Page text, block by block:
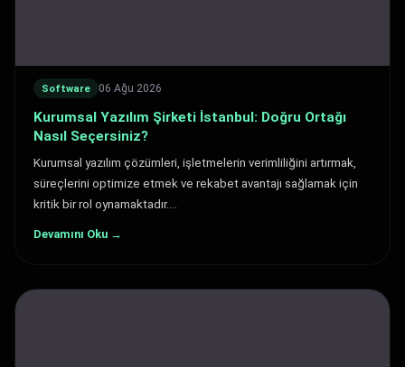
Software 06 Ağu 2026
Kurumsal Yazılım Şirketi İstanbul: Doğru Ortağı
Nasıl Seçersiniz?
Kurumsal yazılım çözümleri, işletmelerin verimliliğini artırmak,
süreçlerini optimize etmek ve rekabet avantajı sağlamak için
kritik bir rol oynamaktadır.…
Devamını Oku →